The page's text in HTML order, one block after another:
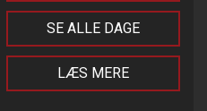
SE ALLE DAGE
LÆS MERE